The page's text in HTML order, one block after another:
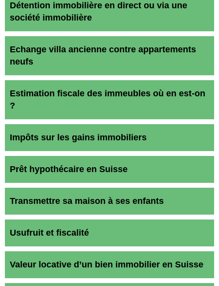
Détention immobilière en direct ou via une
société immobilière
Echange villa ancienne contre appartements
neufs
Estimation fiscale des immeubles où en est-on
?
Impôts sur les gains immobiliers
Prêt hypothécaire en Suisse
Transmettre sa maison à ses enfants
Usufruit et fiscalité
Valeur locative d’un bien immobilier en Suisse